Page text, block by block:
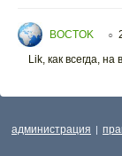
BOCTOK ○
Lik, как всегда,
администрация |